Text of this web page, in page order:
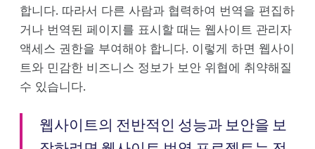
합니다. 따라서 다른 사람과 협력하여 번역을 편집하
거나 번역된 페이지를 표시할 때는 웹사이트 관리자
액세스 권한을 부여해야 합니다. 이렇게 하면 웹사이
트와 민감한 비즈니스 정보가 보안 위협에 취약해질
수 있습니다.
웹사이트의 전반적인 성능과 보안을 보